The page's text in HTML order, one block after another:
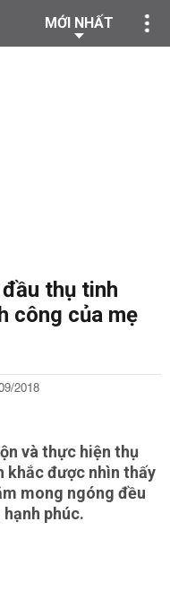
MỚI NHẤT
thụ tinh
công của mẹ
2018
và thực hiện thụ
khắc được nhìn thấy
mong ngóng đều
phúc.